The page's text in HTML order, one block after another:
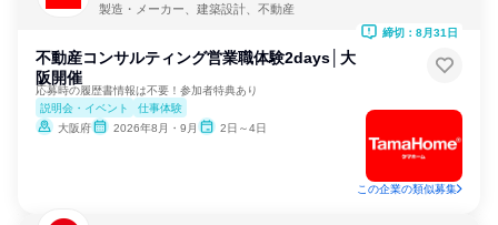
製造・メーカー、建築設計、不動産
不動産コンサルティング営業職体験2days│大
阪開催
応募時の履歴書情報は不要！参加者特典あり
説明会・イベント
仕事体験
大阪府
2026年8月・9月 2日～4日
締切：8月31日
この企業の類似募集